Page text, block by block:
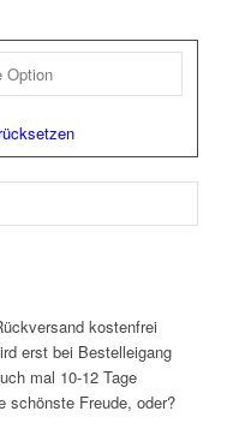
kostenfrei
erst bei Bestelleigang
mal 10-12 Tage
schönste Freude, oder?